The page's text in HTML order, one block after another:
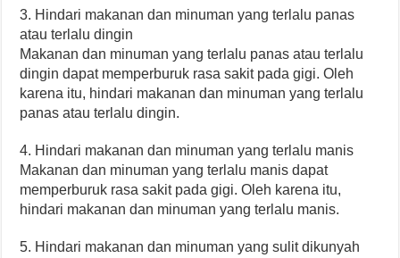
3. Hindari makanan dan minuman yang terlalu panas
atau terlalu dingin
Makanan dan minuman yang terlalu panas atau terlalu
dingin dapat memperburuk rasa sakit pada gigi. Oleh
karena itu, hindari makanan dan minuman yang terlalu
panas atau terlalu dingin.
4. Hindari makanan dan minuman yang terlalu manis
Makanan dan minuman yang terlalu manis dapat
memperburuk rasa sakit pada gigi. Oleh karena itu,
hindari makanan dan minuman yang terlalu manis.
5. Hindari makanan dan minuman yang sulit dikunyah